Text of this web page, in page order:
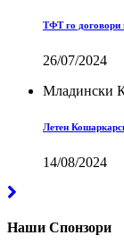
ТФТ го договори
26/07/2024
Младински
Летен
14/08/2024
Наши Спонзори